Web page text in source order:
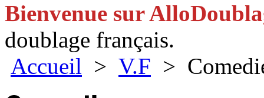
Bienvenue sur
doublage français.
Accueil > V.F >